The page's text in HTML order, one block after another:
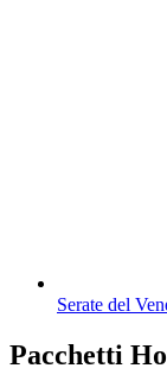
Serate del
Pacchetti